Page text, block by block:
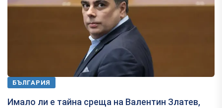
БЪЛГАРИЯ
Имало ли е тайна среща на Валентин Златев,